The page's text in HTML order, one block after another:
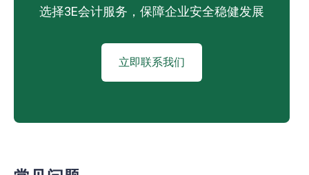
选择3E会计服务，保障企业安全稳健发展
立即联系我们